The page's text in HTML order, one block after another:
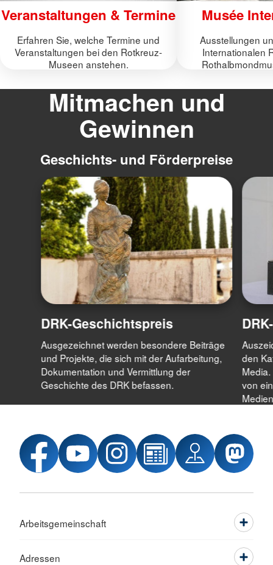
Veranstaltungen & Termine
Erfahren Sie, welche Termine und
Veranstaltungen bei den Rotkreuz-
Museen anstehen.
Musée
Ausstellungen
Internationalen
Mitmachen und
Gewinnen
Geschichts- und Förderpreise
DRK-Geschichtspreis
Ausgezeichnet werden besondere Beiträge
und Projekte, die sich mit der Aufarbeitung,
Dokumentation und Vermittlung der
Geschichte des DRK befassen.
den
von
Arbeitsgemeinschaft
Adressen